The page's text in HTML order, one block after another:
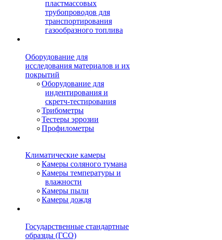
пластмассовых
трубопроводов для
транспортирования
газообразного топлива
Оборудование для
исследования материалов и их
покрытий
Оборудование для
индентирования и
скретч-тестирования
Трибометры
Тестеры эррозии
Профилометры
Климатические камеры
Камеры соляного тумана
Камеры температуры и
влажности
Камеры пыли
Камеры дождя
Государственные стандартные
образцы (ГСО)